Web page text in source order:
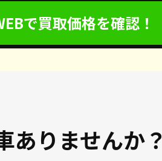
で買取価格を確認！
ありませんか？